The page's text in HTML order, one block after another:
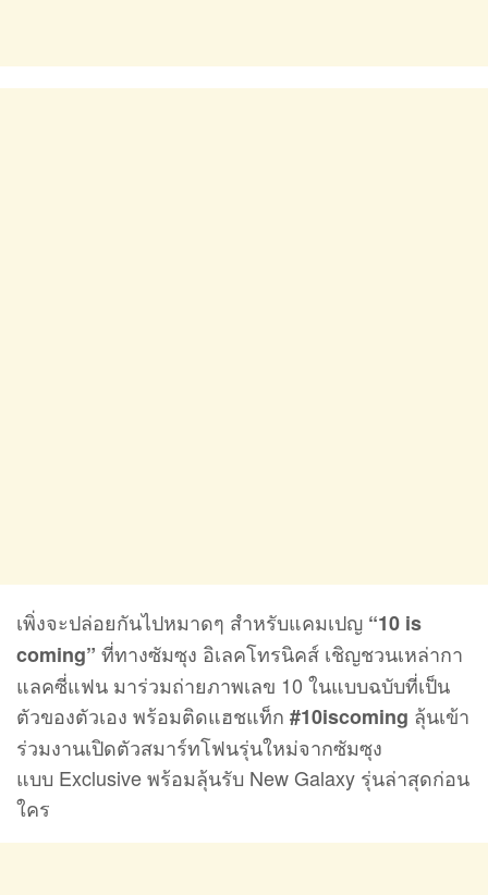
เพิ่งจะปล่อยกันไปหมาดๆ สำหรับแคมเปญ “10 is
coming” ที่ทางซัมซุง อิเลคโทรนิคส์ เชิญชวนเหล่ากา
แลคซี่แฟน มาร่วมถ่ายภาพเลข 10 ในแบบฉบับที่เป็น
ตัวของตัวเอง พร้อมติดแฮชแท็ก #10iscoming ลุ้นเข้า
ร่วมงานเปิดตัวสมาร์ทโฟนรุ่นใหม่จากซัมซุง
แบบ Exclusive พร้อมลุ้นรับ New Galaxy รุ่นล่าสุดก่อน
ใคร